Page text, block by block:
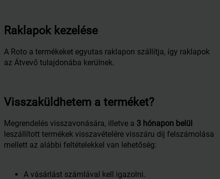
Raklapok kezelése
A Roto a termékeket egyutas raklapon szállítja, így raklapok
az Átvevő tulajdonába kerülnek.
Visszaküldhetem a terméket?
Megrendelés visszavonására, illetve a 3 hónapon belül
leszállított termékek visszavételére visszáru díj felszámolása
mellett az alábbi feltételekkel van lehetőség:
A vásárlást számlával kell igazolni.